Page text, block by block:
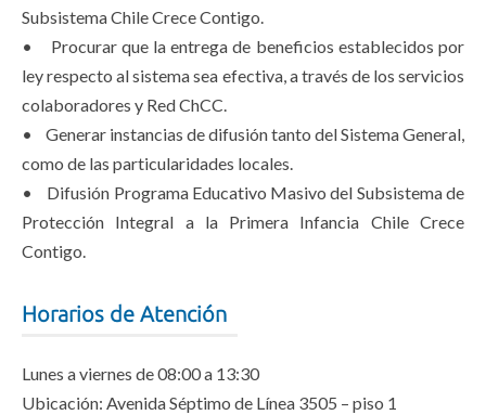
Subsistema Chile Crece Contigo.
• Procurar que la entrega de beneficios establecidos por
ley respecto al sistema sea efectiva, a través de los servicios
colaboradores y Red ChCC.
• Generar instancias de difusión tanto del Sistema General,
como de las particularidades locales.
• Difusión Programa Educativo Masivo del Subsistema de
Protección Integral a la Primera Infancia Chile Crece
Contigo.
Horarios de Atención
Lunes a viernes de 08:00 a 13:30
Ubicación: Avenida Séptimo de Línea 3505 – piso 1